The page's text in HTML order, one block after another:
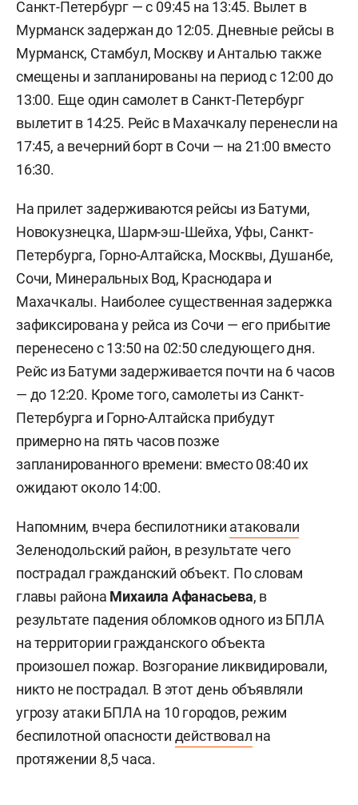
Санкт-Петербург — с 09:45 на 13:45. Вылет в
Мурманск задержан до 12:05. Дневные рейсы в
Мурманск, Стамбул, Москву и Анталью также
смещены и запланированы на период с 12:00 до
13:00. Еще один самолет в Санкт-Петербург
вылетит в 14:25. Рейс в Махачкалу перенесли на
17:45, а вечерний борт в Сочи — на 21:00 вместо
16:30.
На прилет задерживаются рейсы из Батуми,
Новокузнецка, Шарм-эш-Шейха, Уфы, Санкт-
Петербурга, Горно-Алтайска, Москвы, Душанбе,
Сочи, Минеральных Вод, Краснодара и
Махачкалы. Наиболее существенная задержка
зафиксирована у рейса из Сочи — его прибытие
перенесено с 13:50 на 02:50 следующего дня.
Рейс из Батуми задерживается почти на 6 часов
— до 12:20. Кроме того, самолеты из Санкт-
Петербурга и Горно-Алтайска прибудут
примерно на пять часов позже
запланированного времени: вместо 08:40 их
ожидают около 14:00.
Напомним, вчера беспилотники атаковали
Зеленодольский район, в результате чего
пострадал гражданский объект. По словам
главы района Михаила Афанасьева, в
результате падения обломков одного из БПЛА
на территории гражданского объекта
произошел пожар. Возгорание ликвидировали,
никто не пострадал. В этот день объявляли
угрозу атаки БПЛА на 10 городов, режим
беспилотной опасности действовал на
протяжении 8,5 часа.